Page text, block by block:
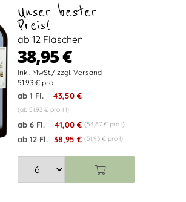
Unser bester
Preis!
ab 12 Flaschen
38,95 €
51.93 € pro l
ab 1 Fl. 43,50 €
(ab 51,93 € pro 1 l)
ab 6 Fl. 41,00 € (54,67 € pro l)
ab 12 Fl. 38,95 € (51,93 € pro l)